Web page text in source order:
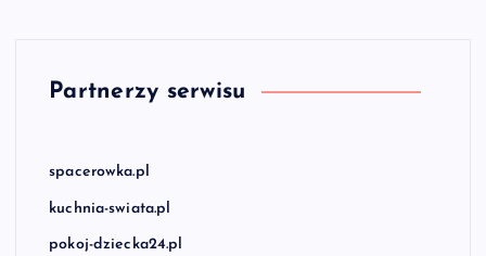
Partnerzy serwisu
spacerowka.pl
kuchnia-swiata.pl
pokoj-dziecka24.pl